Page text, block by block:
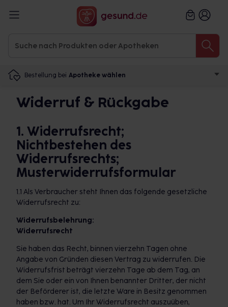
Bestellung bei Apotheke wählen
Widerruf & Rückgabe
1. Widerrufsrecht;
Nichtbestehen des
Widerrufsrechts;
Musterwiderrufsformular
1.1 Als Verbraucher steht Ihnen das folgende gesetzliche
Widerrufsrecht zu:
Widerrufsbelehrung:
Widerrufsrecht
Sie haben das Recht, binnen vierzehn Tagen ohne
Angabe von Gründen diesen Vertrag zu widerrufen. Die
Widerrufsfrist beträgt vierzehn Tage ab dem Tag, an
dem Sie oder ein von Ihnen benannter Dritter, der nicht
der Beförderer ist, die letzte Ware in Besitz genommen
haben bzw. hat. Um Ihr Widerrufsrecht auszuüben,